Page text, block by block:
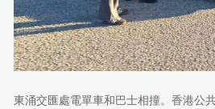
東涌交匯處電單車和巴士相撞。香港公